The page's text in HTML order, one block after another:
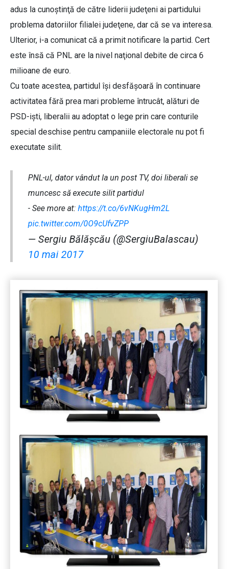
adus la cunoştinţă de către liderii judeţeni ai partidului
problema datoriilor filialei judeţene, dar că se va interesa.
Ulterior, i-a comunicat că a primit notificare la partid. Cert
este însă că PNL are la nivel naţional debite de circa 6
milioane de euro.
Cu toate acestea, partidul îşi desfăşoară în continuare
activitatea fără prea mari probleme întrucât, alături de
PSD-işti, liberalii au adoptat o lege prin care conturile
special deschise pentru campaniile electorale nu pot fi
executate silit.
PNL-ul, dator vândut la un post TV, doi liberali se
muncesc să execute silit partidul
- See more at: https://t.co/6vNKugHm2L
pic.twitter.com/0O9cUfvZPP
— Sergiu Bălăşcău (@SergiuBalascau)
10 mai 2017